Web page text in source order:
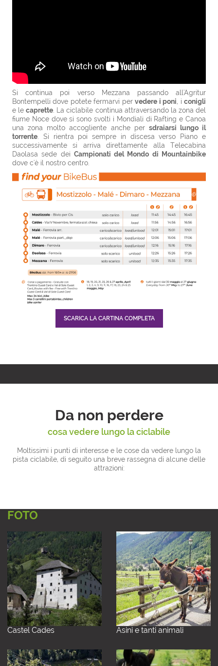
Si continua poi verso Mezzana passando all'Agritur
Bontempelli dove potete fermarvi pervedere i poni, iconigli
e lecaprette . La ciclabile continua attraversando la zona del
fiume Noce dove si sono svolti i Mondiali di Rafting e Canoa
una zona molto accogliente anche per sdraiarsi lungo il
torrente . Si rientra poi sempre in discesa verso Piano e
successivamente si arriva direttamente alla Telecabina
Daolasa sede dei Campionati del Mondo di Mountainbike
dove c'è il nostro centro.
SCARICA LA CARTINA COMPLETA
Da non perdere
cosa vedere lungo la ciclabile
Moltissimi i punti di interesse e le cose da vedere lungo la
pista ciclabile, di seguito una breve rassegna di alcune delle
attrazioni:
FOTO
Castel Cades Asini e tanti animali